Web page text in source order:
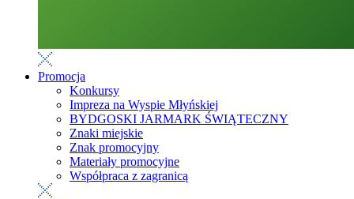
Promocja
Konkursy
Impreza na Wyspie Młyńskiej
BYDGOSKI JARMARK ŚWIĄTECZNY
Znaki miejskie
Znak promocyjny
Materiały promocyjne
Współpraca z zagranicą